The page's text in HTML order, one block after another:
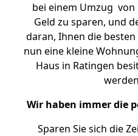
bei einem Umzug
Geld zu sparen, und
daran, Ihnen die
nun eine kleine
Haus in Ratingen
Wir haben immer die
Sparen Sie sich die